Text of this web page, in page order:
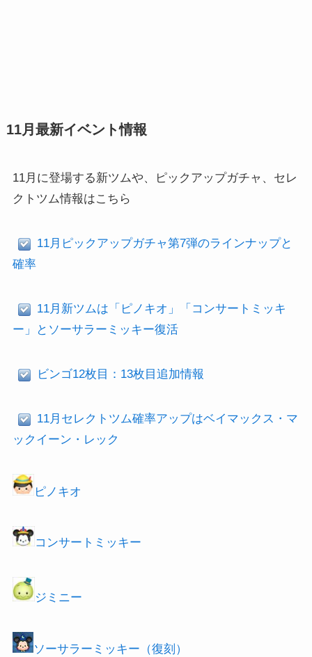
11月最新イベント情報
11月に登場する新ツムや、ピックアップガチャ、セレ
クトツム情報はこちら
11月ピックアップガチャ第7弾のラインナップと
確率
11月新ツムは「ピノキオ」「コンサートミッキ
ー」とソーサラーミッキー復活
ビンゴ12枚目：13枚目追加情報
11月セレクトツム確率アップはベイマックス・マ
ックイーン・レック
ピノキオ
コンサートミッキー
ジミニー
ソーサラーミッキー（復刻）